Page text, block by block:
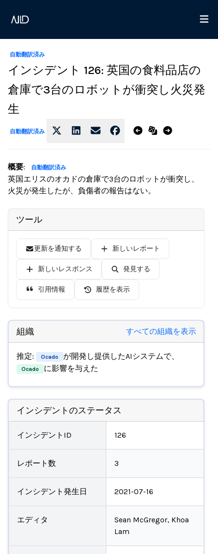
自動翻訳済み
インシデント 126: 英国の食料品店の
倉庫で3台のロボットが衝突し火災発
生
自動翻訳済み
概要: 自動翻訳済み
英国エリスのオカドの倉庫で3台のロボットが衝突し、
火災が発生したが、負傷者の報告はない。
ツール
更新を通知する 新しいレポート
新しいレスポンス 発見する
引用情報 履歴を表示
組織 すべての組織を表示
推定: Ocado が開発し提供したAIシステムで、
Ocado に影響を与えた
インシデントのステータス
インシデントID 126
レポート数 3
インシデント発生日 2021-07-16
エディタ
Sean McGregor, Khoa
Lam